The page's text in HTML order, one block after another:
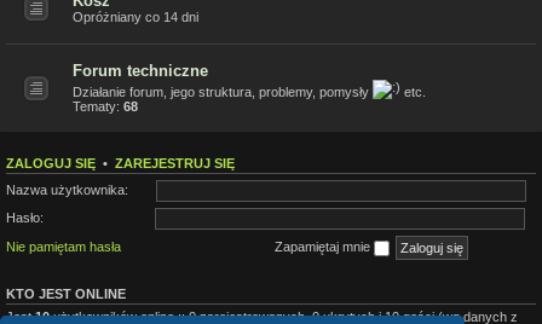
Opróżniany co 14 dni
Forum techniczne
Działanie forum, jego struktura, problemy, pomysły
etc.
Tematy: 68
ZALOGUJ SIĘ • ZAREJESTRUJ SIĘ
Nazwa użytkownika:
Hasło:
Nie pamiętam hasła
Zapamiętaj mnie
KTO JEST ONLINE
Jest10użytkowników online :: 0 zarejestrowanych, 0 ukrytych i 10 gości (wg danych z